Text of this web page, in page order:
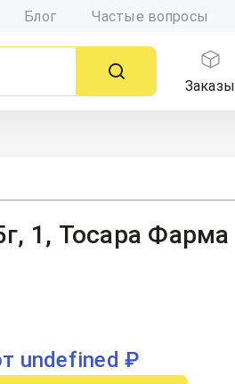
Блог Частые вопросы
Заказы
1, Тосара Фарма
undefined ₽